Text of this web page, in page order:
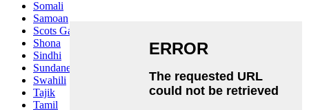
Somali
Samoan
Scots Gaelic
Shona
Sindhi
Sundanese
Swahili
Tajik
Tamil